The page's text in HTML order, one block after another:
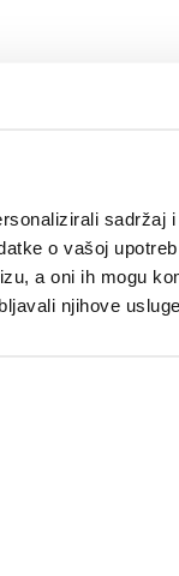
sadržaj
o vašoj
a oni ih mogu
njihove
mreži